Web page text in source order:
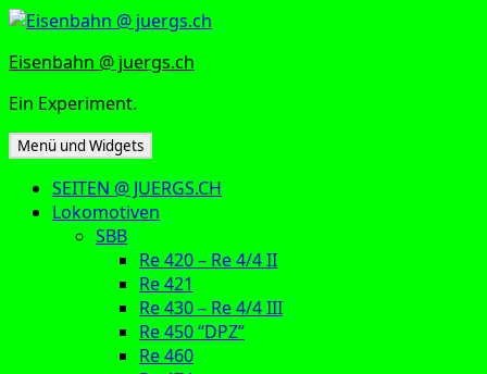
Zum
springen
Eisenbahn @ juergs.ch
Ein Experiment.
Menü und Widgets
SEITEN @ JUERGS.CH
Lokomotiven
SBB
Re 420 – Re 4/4 II
Re 421
Re 430 – Re 4/4 III
Re 450 “DPZ”
Re 460